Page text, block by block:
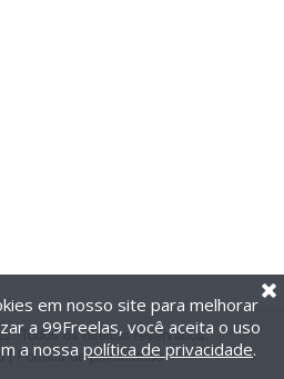
Todos os direitos reservados.
| Política de privacidade
em nosso site para melhorar
a 99Freelas, você aceita o uso
a nossa política de privacidade.